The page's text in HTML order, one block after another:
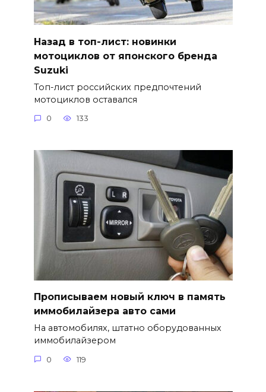
Назад в топ-лист: новинки
мотоциклов от японского бренда
Suzuki
Топ-лист российских предпочтений
мотоциклов оставался
0 133
Прописываем новый ключ в память
иммобилайзера авто сами
На автомобилях, штатно оборудованных
иммобилайзером
0 119